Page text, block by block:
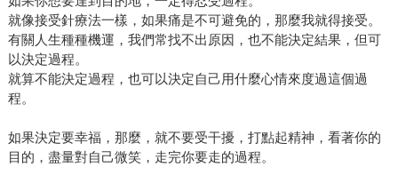
就像接受針療法一樣，如果痛是不可避免的，那麼我就得接受。
有關人生種種機運，我們常找不出原因，也不能決定結果，但可
以決定過程。
就算不能決定過程，也可以決定自己用什麼心情來度過這個過
程。
如果決定要幸福，那麼，就不要受干擾，打點起精神，看著你的
目的，盡量對自己微笑，走完你要走的過程。